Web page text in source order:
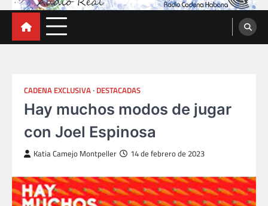
CADENA EXCLUSIVA DESTACADAS
Hay muchos modos de jugar
con Joel Espinosa
Katia Camejo Montpeller 14 de febrero de 2023